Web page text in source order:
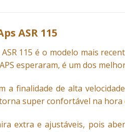
ASR 115
ASR 115 é o modelo mais
esperaram, é um dos
a finalidade de alta
super confortável na hora
extra e ajustáveis, pois